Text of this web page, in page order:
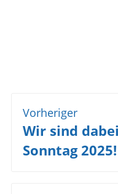
Vorheriger
Vorheriger
Beitrag:
Wir sind
Sonntag 2025!